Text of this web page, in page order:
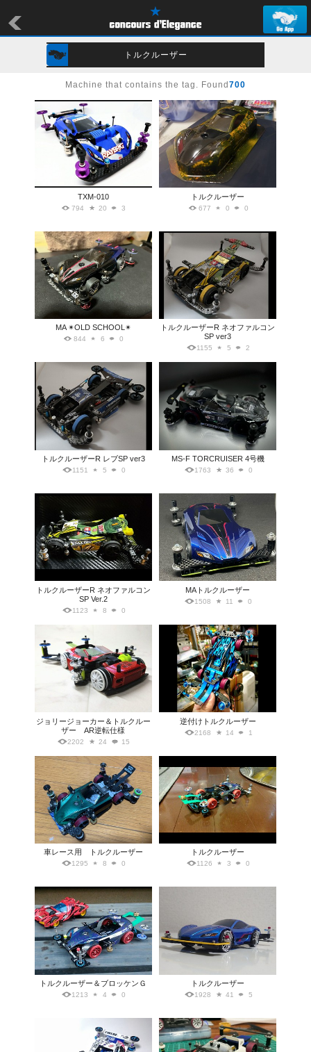
トルクルーザー
Machine that contains the tag. Found 700
TXM-010
794 20 3
トルクルーザー
677 0 0
MA ✴︎OLD SCHOOL✴︎
844 6 0
トルクルーザーR ネオファルコン
SP ver3
1155 5 2
トルクルーザーR レブSP ver3
1151 5 0
MS-F TORCRUISER 4号機
1763 36 0
トルクルーザーR ネオファルコン
SP Ver.2
1123 8 0
MAトルクルーザー
1508 11 0
ジョリージョーカー＆トルクルー
ザー AR逆転仕様
2202 24 15
逆付けトルクルーザー
2168 14 1
車レース用 トルクルーザー
1295 8 0
トルクルーザー
1126 3 0
トルクルーザー＆ブロッケンＧ
1213 4 0
トルクルーザー
1928 41 5